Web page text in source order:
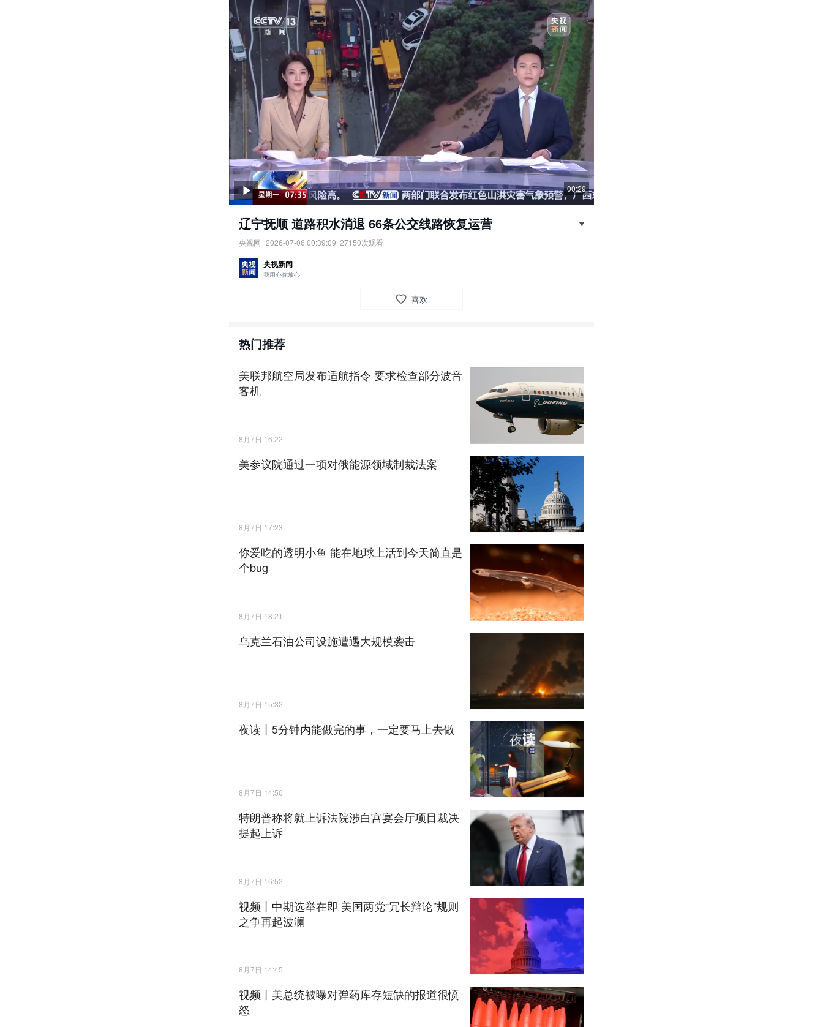
00:29
辽宁抚顺 道路积水消退 66条公交线路恢复运营
央视网 2026-07-06 00:39:09 27150次观看
责任编辑：央视网
央视新闻
我用心你放心
喜欢
热门推荐
美联邦航空局发布适航指令 要求检查部分波音
客机
8月7日 16:22
美参议院通过一项对俄能源领域制裁法案
8月7日 17:23
你爱吃的透明小鱼 能在地球上活到今天简直是
个bug
8月7日 18:21
乌克兰石油公司设施遭遇大规模袭击
8月7日 15:32
夜读丨5分钟内能做完的事，一定要马上去做
8月7日 14:50
特朗普称将就上诉法院涉白宫宴会厅项目裁决
提起上诉
8月7日 16:52
视频丨中期选举在即 美国两党“冗长辩论”规则
之争再起波澜
8月7日 14:45
视频丨美总统被曝对弹药库存短缺的报道很愤
怒